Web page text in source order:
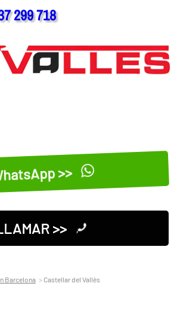
299 718
>>
>>
Barcelona Castellar del Vallès